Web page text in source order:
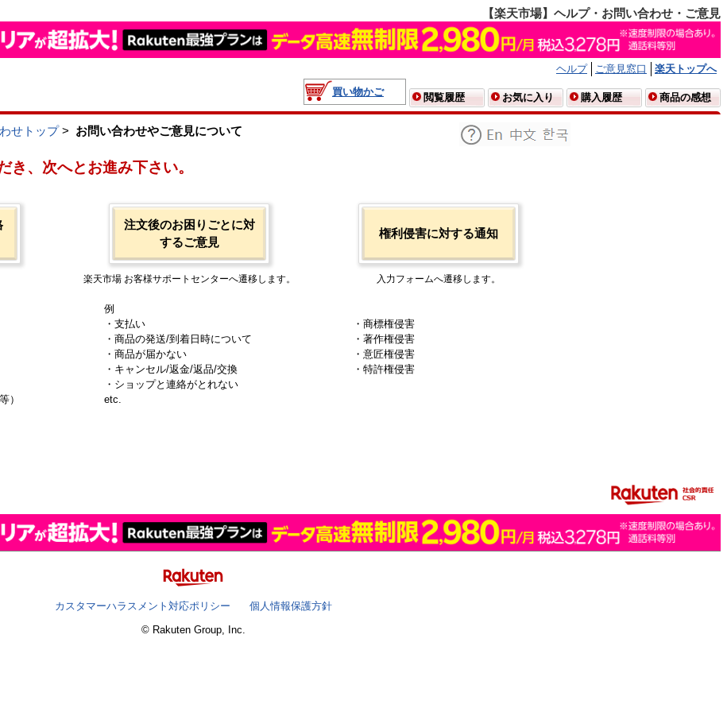
【楽天市場】ヘルプ・お問い合わせ・ご意見
ヘルプ ご意見窓口
楽天トップへ
買い物かご
閲覧履歴 お気に入り 購入履歴 商品の感想
せトップ> お問い合わせやご意見について
き、次へとお進み下さい。
）
注文後のお困りごとに対
するご意見
楽天市場 お客様サポートセンターへ遷移します。
例
・支払い
・商品の発送/到着日時について
・商品が届かない
・キャンセル/返金/返品/交換
・ショップと連絡がとれない
etc.
権利侵害に対する通知
入力フォームへ遷移します。
・商標権侵害
・著作権侵害
・意匠権侵害
・特許権侵害
カスタマーハラスメント対応ポリシー
個人情報保護方針
© Rakuten Group, Inc.